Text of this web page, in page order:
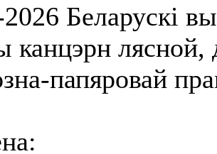
Беларускі
канцэрн лясной,
папяровай